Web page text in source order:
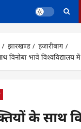
झारखण्ड
हजारीबाग
विनोबा भावे विश्वविद्यालय
के साथ